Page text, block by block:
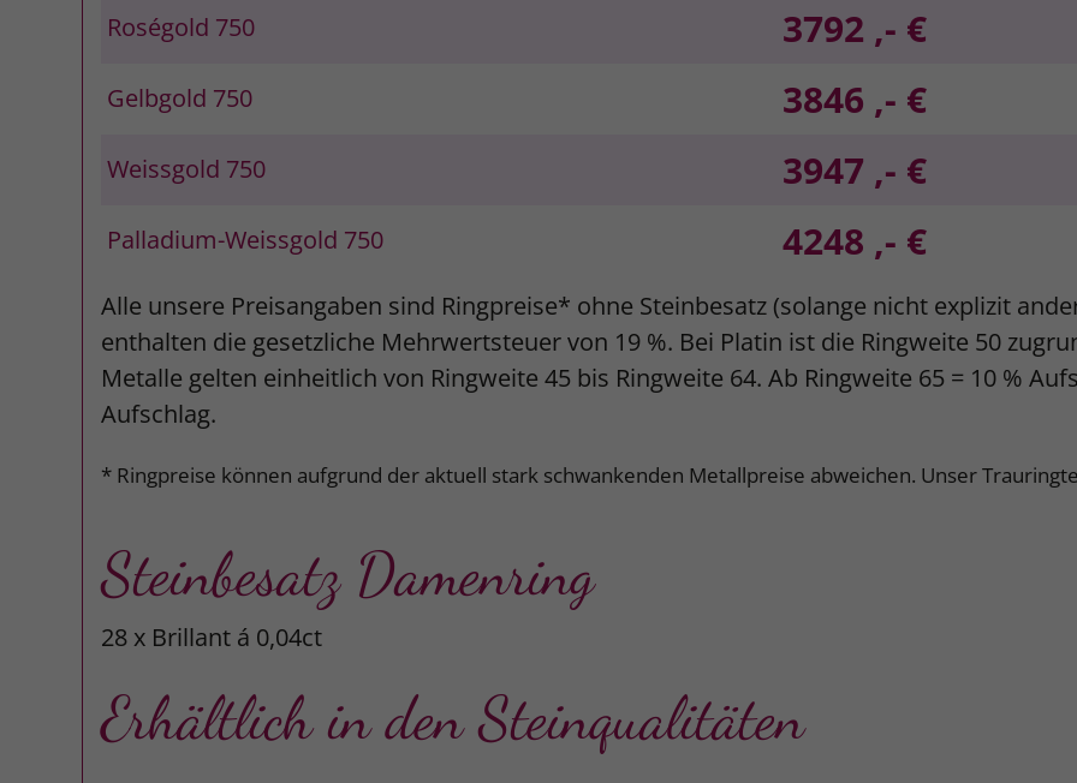
Roségold 750 3792 ,- €
Gelbgold 750 3846 ,- €
Weissgold 750 3947 ,- €
Palladium-Weissgold 750 4248 ,- €
Alle unsere Preisangaben sind Ringpreise* ohne Steinbesatz (solange nicht explizit
enthalten die gesetzliche Mehrwertsteuer von 19 %. Bei Platin ist die Ringweite 50
Metalle gelten einheitlich von Ringweite 45 bis Ringweite 64. Ab Ringweite 65 = 10 %
Aufschlag.
* Ringpreise können aufgrund der aktuell stark schwankenden Metallpreise abweichen. Unser
Steinbesatz Damenring
28 x Brillant á 0,04ct
Erhältlich in den Steinqualitäten